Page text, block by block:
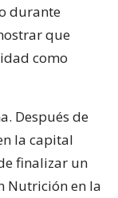
durante
que
como
Después de
la capital
finalizar un
Nutrición en la